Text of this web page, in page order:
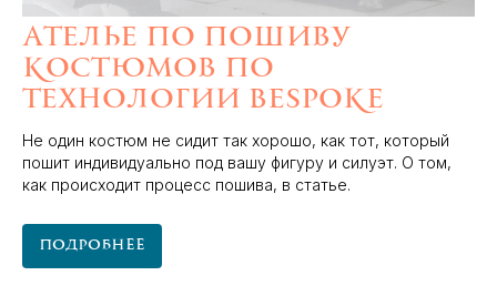
Ателье по пошиву
костюмов по
технологии Bespoke
Не один костюм не сидит так хорошо, как тот, который
пошит индивидуально под вашу фигуру и силуэт. О том,
как происходит процесс пошива, в статье.
Подробнее